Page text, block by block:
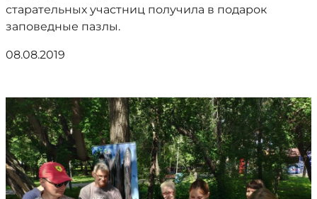
старательных участниц получила в подарок
заповедные пазлы.
08.08.2019